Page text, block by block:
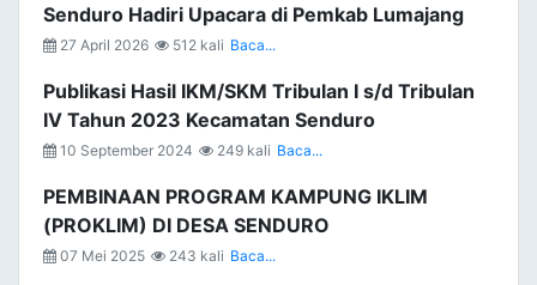
Senduro Hadiri Upacara di Pemkab Lumajang
27 April 2026 512 kali Baca...
Publikasi Hasil IKM/SKM Tribulan I s/d Tribulan
IV Tahun 2023 Kecamatan Senduro
10 September 2024 249 kali Baca...
PEMBINAAN PROGRAM KAMPUNG IKLIM
(PROKLIM) DI DESA SENDURO
07 Mei 2025 243 kali Baca...